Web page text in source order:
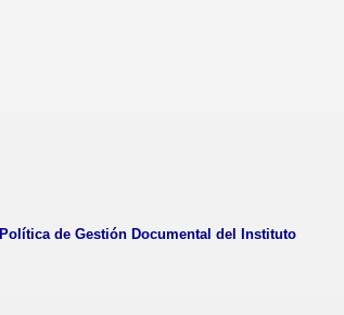
de Gestión Documental del Instituto